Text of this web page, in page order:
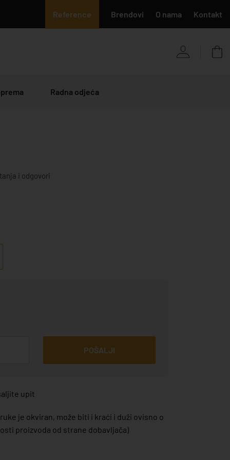
Reference Brendovi O nama Kontakt
Radna odjeća
i odgovori
POŠALJI
upit
je okviran, može biti i kraći i duži ovisno o
proizvoda od strane dobavljača)